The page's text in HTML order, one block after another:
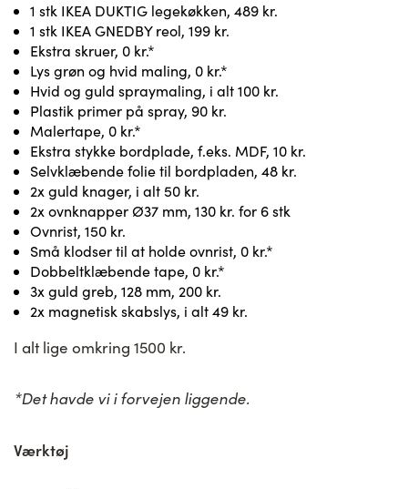
1 stk IKEA DUKTIG legekøkken, 489 kr.
1 stk IKEA GNEDBY reol, 199 kr.
Ekstra skruer, 0 kr.*
Lys grøn og hvid maling, 0 kr.*
Hvid og guld spraymaling, i alt 100 kr.
Plastik primer på spray, 90 kr.
Malertape, 0 kr.*
Ekstra stykke bordplade, f.eks. MDF, 10 kr.
Selvklæbende folie til bordpladen, 48 kr.
2x guld knager, i alt 50 kr.
2x ovnknapper Ø37 mm, 130 kr. for 6 stk
Ovnrist, 150 kr.
Små klodser til at holde ovnrist, 0 kr.*
Dobbeltklæbende tape, 0 kr.*
3x guld greb, 128 mm, 200 kr.
2x magnetisk skabslys, i alt 49 kr.
I alt lige omkring 1500 kr.
*Det havde vi i forvejen liggende.
Værktøj